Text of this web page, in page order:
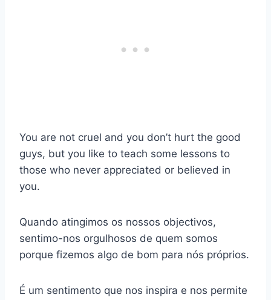
You are not cruel and you don’t hurt the good
guys, but you like to teach some lessons to
those who never appreciated or believed in
you.
Quando atingimos os nossos objectivos,
sentimo-nos orgulhosos de quem somos
porque fizemos algo de bom para nós próprios.
É um sentimento que nos inspira e nos permite